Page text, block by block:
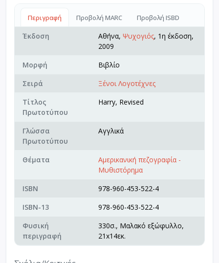
Περιγραφή Προβολή MARC Προβολή ISBD
Έκδοση Αθήνα, Ψυχογιός, 1η έκδοση,
2009
Μορφή
Βιβλίο
Σειρά
Ξένοι Λογοτέχνες
Τίτλος
Πρωτοτύπου
Harry, Revised
Γλώσσα
Πρωτοτύπου
Αγγλικά
Θέματα
Αμερικανική πεζογραφία -
Μυθιστόρημα
ISBN
978-960-453-522-4
ISBN-13
978-960-453-522-4
Φυσική
περιγραφή
330σ., Μαλακό εξώφυλλο,
21x14εκ.